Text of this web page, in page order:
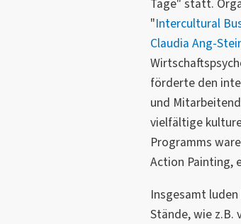
Tage" statt.
"Intercultural
Claudia Ang-
förderte den
und
vielfältige
Programms
Action Painting,
Insgesamt
Stände, wie z.B.